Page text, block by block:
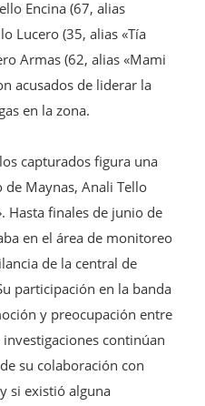
Encina (67, alias
Lucero (35, alias «Tía
Armas (62, alias «Mami
acusados de liderar la
en la zona.
capturados figura una
de Maynas, Anali Tello
Hasta finales de junio de
en el área de monitoreo
de la central de
participación en la banda
y preocupación entre
continúan
su colaboración con
si existió alguna